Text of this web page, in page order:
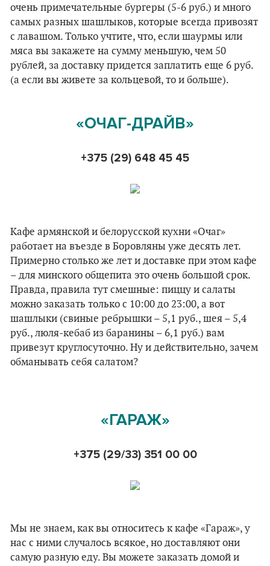
очень примечательные бургеры (5-6 руб.) и много
самых разных шашлыков, которые всегда привозят
с лавашом. Только учтите, что, если шаурмы или
мяса вы закажете на сумму меньшую, чем 50
рублей, за доставку придется заплатить еще 6 руб.
(а если вы живете за кольцевой, то и больше).
«ОЧАГ-ДРАЙВ»
+375 (29) 648 45 45
Кафе армянской и белорусской кухни «Очаг»
работает на въезде в Боровляны уже десять лет.
Примерно столько же лет и доставке при этом кафе
– для минского общепита это очень большой срок.
Правда, правила тут смешные: пиццу и салаты
можно заказать только с 10:00 до 23:00, а вот
шашлыки (свиные ребрышки – 5,1 руб., шея – 5,4
руб., люля-кебаб из баранины – 6,1 руб.) вам
привезут круглосуточно. Ну и действительно, зачем
обманывать себя салатом?
«ГАРАЖ»
+375 (29/33)351 00 00
Мы не знаем, как вы относитесь к кафе «Гараж», у
нас с ними случалось всякое, но доставляют они
самую разную еду. Вы можете заказать домой и